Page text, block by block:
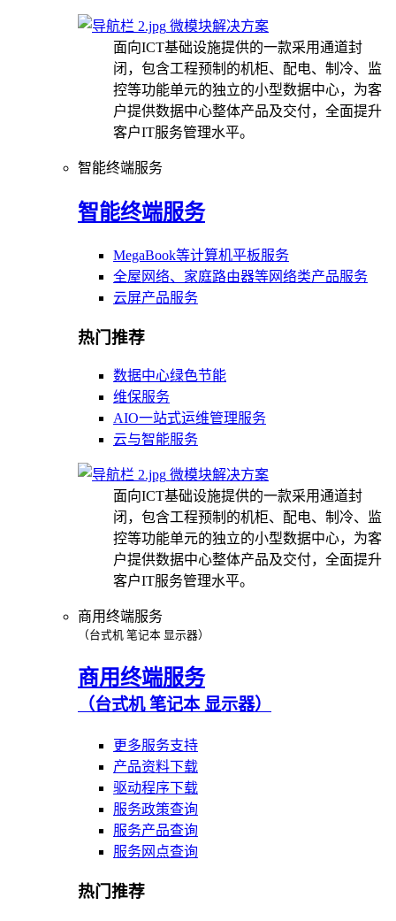
微模块解决方案
面向ICT基础设施提供的一款采用通道封
闭，包含工程预制的机柜、配电、制冷、监
控等功能单元的独立的小型数据中心，为客
户提供数据中心整体产品及交付，全面提升
客户IT服务管理水平。
智能终端服务
智能终端服务
MegaBook等计算机平板服务
全屋网络、家庭路由器等网络类产品服务
云屏产品服务
热门推荐
数据中心绿色节能
维保服务
AIO一站式运维管理服务
云与智能服务
微模块解决方案
面向ICT基础设施提供的一款采用通道封
闭，包含工程预制的机柜、配电、制冷、监
控等功能单元的独立的小型数据中心，为客
户提供数据中心整体产品及交付，全面提升
客户IT服务管理水平。
商用终端服务
（台式机 笔记本 显示器）
商用终端服务
（台式机 笔记本 显示器）
更多服务支持
产品资料下载
驱动程序下载
服务政策查询
服务产品查询
服务网点查询
热门推荐